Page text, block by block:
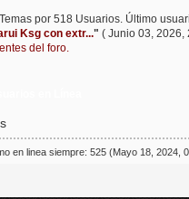
por 518 Usuarios. Último
Ksg con extr..." ( Junio 03, 2026,
del foro.
en linea siempre: 525 (Mayo 18, 2024,